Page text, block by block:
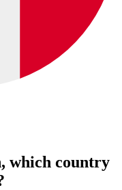
which country